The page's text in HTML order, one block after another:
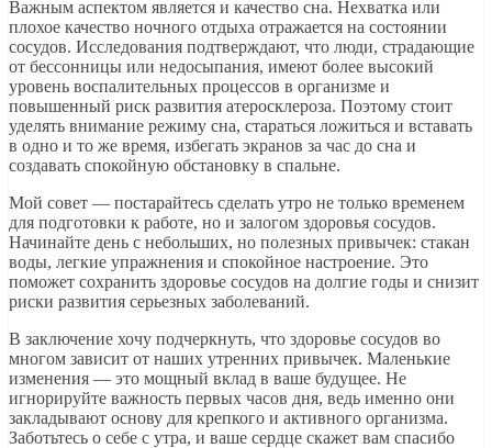
Важным аспектом является и качество сна. Нехватка или
плохое качество ночного отдыха отражается на состоянии
сосудов. Исследования подтверждают, что люди, страдающие
от бессонницы или недосыпания, имеют более высокий
уровень воспалительных процессов в организме и
повышенный риск развития атеросклероза. Поэтому стоит
уделять внимание режиму сна, стараться ложиться и вставать
в одно и то же время, избегать экранов за час до сна и
создавать спокойную обстановку в спальне.
Мой совет — постарайтесь сделать утро не только временем
для подготовки к работе, но и залогом здоровья сосудов.
Начинайте день с небольших, но полезных привычек: стакан
воды, легкие упражнения и спокойное настроение. Это
поможет сохранить здоровье сосудов на долгие годы и снизит
риски развития серьезных заболеваний.
В заключение хочу подчеркнуть, что здоровье сосудов во
многом зависит от наших утренних привычек. Маленькие
изменения — это мощный вклад в ваше будущее. Не
игнорируйте важность первых часов дня, ведь именно они
закладывают основу для крепкого и активного организма.
Заботьтесь о себе с утра, и ваше сердце скажет вам спасибо